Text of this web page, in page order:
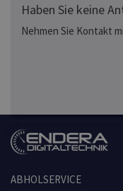
Haben Sie keine
Nehmen Sie Kontakt
ABHOLSERVICE